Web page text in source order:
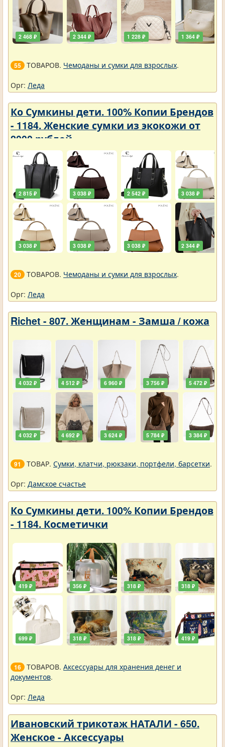
2 468 ₽ 2 344 ₽ 1 228 ₽ 1 364 ₽
55 ТОВАРОВ. Чемоданы и сумки для взрослых.
Орг: Леда
Ко Сумкины дети. 100% Копии Брендов
- 1184. Женские сумки из экокожи от
2000 рублей
2 815 ₽
3 038 ₽
3 038 ₽
3 038 ₽
2 542 ₽
3 038 ₽
3 038 ₽
2 344 ₽
20 ТОВАРОВ. Чемоданы и сумки для взрослых.
Орг: Леда
Richet - 807. Женщинам - Замша / кожа
4 032 ₽
4 032 ₽
4 512 ₽
4 692 ₽
6 960 ₽
3 624 ₽
3 756 ₽
5 784 ₽
5 472 ₽
3 384 ₽
91 ТОВАР. Сумки, клатчи, рюкзаки, портфели, барсетки.
Орг: Дамское счастье
Ко Сумкины дети. 100% Копии Брендов
- 1184. Косметички
419 ₽
699 ₽
356 ₽
318 ₽
318 ₽
318 ₽
318 ₽
419 ₽
16 ТОВАРОВ. Аксессуары для хранения денег и
документов.
Орг: Леда
Ивановский трикотаж НАТАЛИ - 650.
Женское - Аксессуары